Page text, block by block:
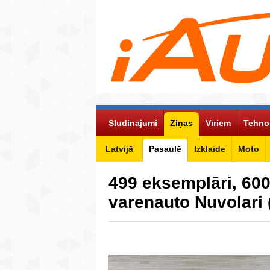
Sludinājumi Ziņas
Latvijā Pasaulē Izklaide Moto
Vīriem
499 eksemplāri,
varenauto Nuvolari